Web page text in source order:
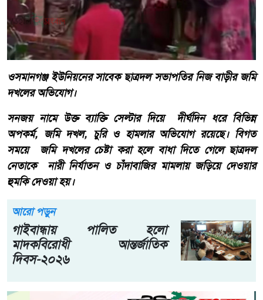
ওসমানগঞ্জ ইউনিয়নের সাবেক ছাত্রদল সভাপতির নিজ বাড়ীর জমি
দখলের অভিযোগ।
সনজয় নামে উক্ত ব্যাক্তি সেল্টার দিয়ে দীর্ঘদিন ধরে বিভিন্ন
অপকর্ম, জমি দখল, চুরি ও হামলার অভিযোগ রয়েছে। বিগত
সময়ে জমি দখলের চেষ্টা করা হলে বাধা দিতে গেলে ছাত্রদল
নেতাকে নারী নির্যাতন ও চাঁদাবাজির মামলায় জড়িয়ে দেওয়ার
হুমকি দেওয়া হয়।
আরো পড়ুন
গাইবান্ধায় পালিত হলো
মাদকবিরোধী আন্তর্জাতিক
দিবস-২০২৬